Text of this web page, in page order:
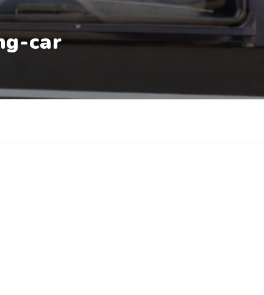
car